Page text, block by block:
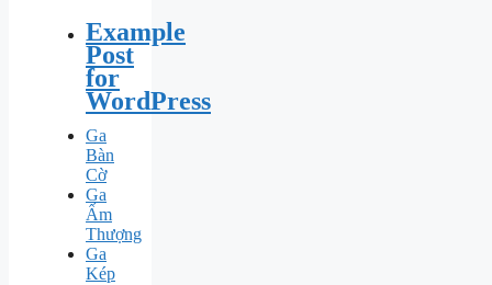
Example
Post
for
WordPress
Ga
Bàn
Cờ
Ga
Ấm
Thượng
Ga
Kép